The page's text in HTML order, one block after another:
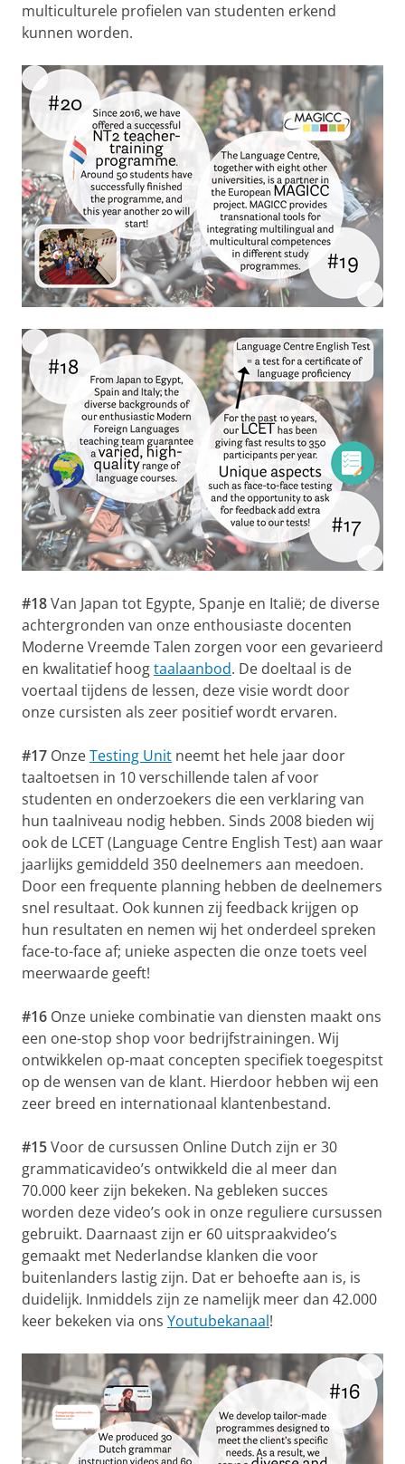
multiculturele profielen van studenten erkend
kunnen worden.
#18Van Japan tot Egypte, Spanje en Italië; de diverse
achtergronden van onze enthousiaste docenten
Moderne Vreemde Talen zorgen voor een gevarieerd
en kwalitatief hoogtaalaanbod. De doeltaal is de
voertaal tijdens de lessen, deze visie wordt door
onze cursisten als zeer positief wordt ervaren.
#17 OnzeTesting Unit neemt het hele jaar door
taaltoetsen in 10 verschillende talen af voor
studenten en onderzoekers die een verklaring van
hun taalniveau nodig hebben. Sinds 2008 bieden wij
ook de LCET (Language Centre English Test) aan waar
jaarlijks gemiddeld 350 deelnemers aan meedoen.
Door een frequente planning hebben de deelnemers
snel resultaat. Ook kunnen zij feedback krijgen op
hun resultaten en nemen wij het onderdeel spreken
face-to-face af; unieke aspecten die onze toets veel
meerwaarde geeft!
#16 Onze unieke combinatie van diensten maakt ons
een one-stop shop voor bedrijfstrainingen. Wij
ontwikkelen op-maat concepten specifiek toegespitst
op de wensen van de klant. Hierdoor hebben wij een
zeer breed en internationaal klantenbestand.
#15Voor de cursussen Online Dutch zijn er 30
grammaticavideo’s ontwikkeld die al meer dan
70.000 keer zijn bekeken. Na gebleken succes
worden deze video’s ook in onze reguliere cursussen
gebruikt. Daarnaast zijn er 60 uitspraakvideo’s
gemaakt met Nederlandse klanken die voor
buitenlanders lastig zijn. Dat er behoefte aan is, is
duidelijk. Inmiddels zijn ze namelijk meer dan 42.000
keer bekeken via ons Youtubekanaal!